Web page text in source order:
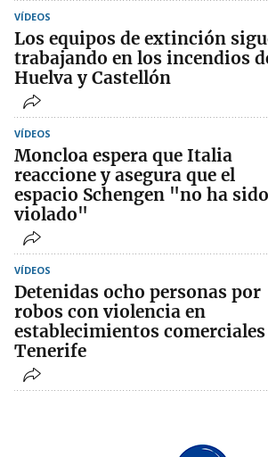
VÍDEOS
Los equipos de extinción
trabajando en los incendios
Huelva y Castellón
VÍDEOS
Moncloa espera que Italia
reaccione y asegura que el
espacio Schengen "no ha sido
violado"
VÍDEOS
Detenidas ocho personas por
robos con violencia en
establecimientos comerciales
Tenerife